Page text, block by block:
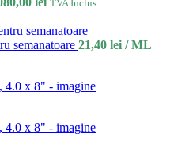
TVA Inclus
semanatoare 21,40 lei / ML